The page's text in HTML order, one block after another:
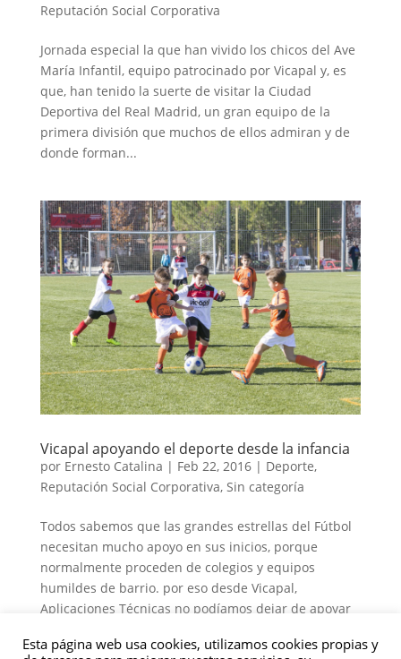
Reputación Social Corporativa
Jornada especial la que han vivido los chicos del Ave
María Infantil, equipo patrocinado por Vicapal y, es
que, han tenido la suerte de visitar la Ciudad
Deportiva del Real Madrid, un gran equipo de la
primera división que muchos de ellos admiran y de
donde forman...
Vicapal apoyando el deporte desde la infancia
por Ernesto Catalina | Feb 22, 2016| Deporte,
Reputación Social Corporativa, Sin categoría
Todos sabemos que las grandes estrellas del Fútbol
necesitan mucho apoyo en sus inicios, porque
normalmente proceden de colegios y equipos
humildes de barrio. por eso desde Vicapal,
Aplicaciones Técnicas no podíamos dejar de apoyar
Esta página web usa cookies, utilizamos cookies propias y